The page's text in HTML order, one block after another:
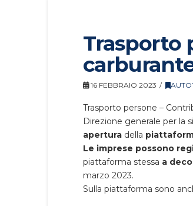
Trasporto
16 FEBBRAIO 2023
Trasporto persone –
Direzione generale per la
aperturadella
Le imprese possono
piattaforma stessa a
marzo 2023.
Sulla piattaforma sono